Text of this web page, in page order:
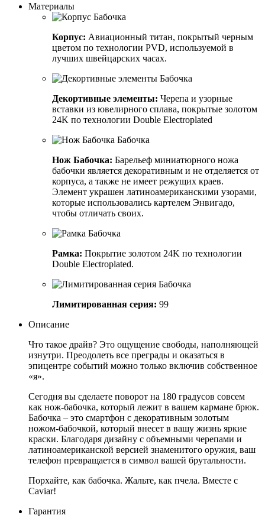
Материалы
Корпус: Авиационный титан, покрытый черным
цветом по технологии PVD, используемой в
лучших швейцарских часах.
Декортивные элементы: Черепа и узорные
вставки из ювелирного сплава, покрытые золотом
24K по технологии Double Electroplated
Нож Бабочка: Барельеф миниатюрного ножа
бабочки является декоративным и не отделяется от
корпуса, а также не имеет режущих краев.
Элемент украшен латиноамериканскими узорами,
которые использовались картелем Энвигадо,
чтобы отличать своих.
Рамка: Покрытие золотом 24K по технологии
Double Electroplated.
Лимитированная серия: 99
Описание
Что такое драйв? Это ощущение свободы, наполняющей
изнутри. Преодолеть все преграды и оказаться в
эпицентре событий можно только включив собственное
«я».
Сегодня вы сделаете поворот на 180 градусов совсем
как нож-бабочка, который лежит в вашем кармане брюк.
Бабочка – это смартфон с декоративным золотым
ножом-бабочкой, который внесет в вашу жизнь яркие
краски. Благодаря дизайну с объемными черепами и
латиноамериканской версией знаменитого оружия, ваш
телефон превращается в символ вашей брутальности.
Порхайте, как бабочка. Жальте, как пчела. Вместе с
Caviar!
Гарантия